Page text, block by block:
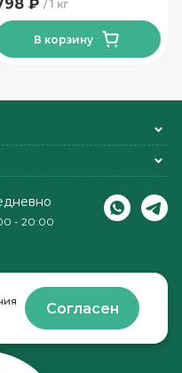
1 кг
₽
В корзину
- 20:00
Согласен